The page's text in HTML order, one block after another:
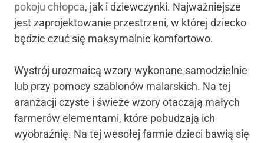
pokoju chłopca, jak i dziewczynki. Najważniejsze
jest zaprojektowanie przestrzeni, w której dziecko
będzie czuć się maksymalnie komfortowo.
Wystrój urozmaicą wzory wykonane samodzielnie
lub przy pomocy szablonów malarskich. Na tej
aranżacji czyste i świeże wzory otaczają małych
farmerów elementami, które pobudzają ich
wyobraźnię. Na tej wesołej farmie dzieci bawią się